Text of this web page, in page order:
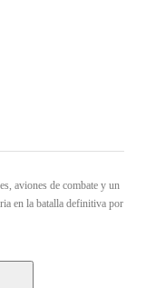
aviones de combate y un
en la batalla definitiva por